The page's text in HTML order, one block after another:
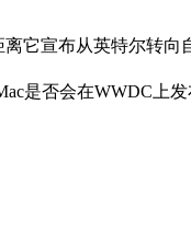
它宣布从英特尔转
是否会在WWDC上